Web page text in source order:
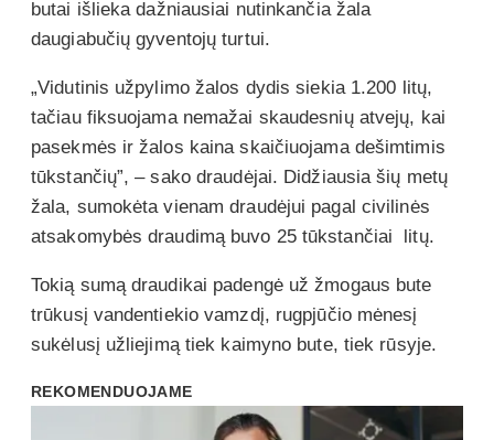
butai išlieka dažniausiai nutinkančia žala
daugiabučių gyventojų turtui.
„Vidutinis užpylimo žalos dydis siekia 1.200 litų,
tačiau fiksuojama nemažai skaudesnių atvejų, kai
pasekmės ir žalos kaina skaičiuojama dešimtimis
tūkstančių”, – sako draudėjai. Didžiausia šių metų
žala, sumokėta vienam draudėjui pagal civilinės
atsakomybės draudimą buvo 25 tūkstančiai litų.
Tokią sumą draudikai padengė už žmogaus bute
trūkusį vandentiekio vamzdį, rugpjūčio mėnesį
sukėlusį užliejimą tiek kaimyno bute, tiek rūsyje.
REKOMENDUOJAME